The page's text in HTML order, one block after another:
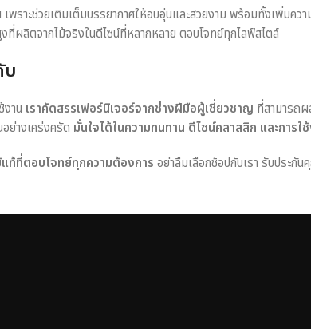
พราะช่วยเติมเต็มบรรยากาศให้อบอุ่นและสวยงาม พร้อมทั้งเพิ่ม
ที่ผลิตจากไม้จริงในดีไซน์ที่หลากหลาย ตอบโจทย์ทุกไลฟ์สไตล์
บ
าน เราคัดสรรเฟอร์นิเจอร์จากช่างฝีมือผู้เชี่ยวชาญ ที่สามารถผ
ย่างเคร่งครัด มั่นใจได้ในความทนทาน ดีไซน์คลาสสิก และการใ
แท้ที่ตอบโจทย์ทุกความต้องการ อย่าลืมเลือกช้อปกับเรา รับประกั